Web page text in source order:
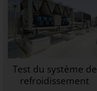
Test du système de
refroidissement